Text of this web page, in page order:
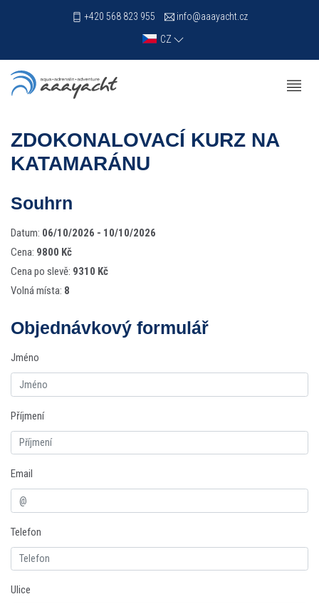
+420 568 823 955
info@aaayacht.cz
CZ
ZDOKONALOVACÍ KURZ NA
KATAMARÁNU
Souhrn
Datum: 06/10/2026 - 10/10/2026
Cena: 9800 Kč
Cena po slevě: 9310 Kč
Volná místa: 8
Objednávkový formulář
Jméno
Příjmení
Email
Telefon
Ulice